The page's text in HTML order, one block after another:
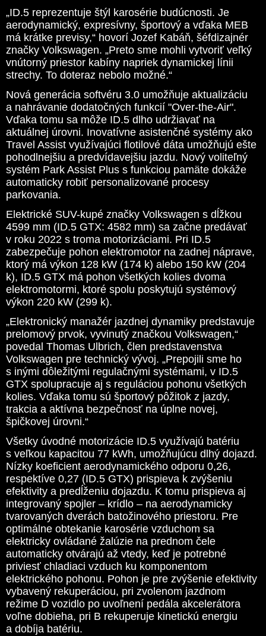
„ID.5 reprezentuje štýl karosérie budúcnosti. Je
aerodynamický, expresívny, športový a vďaka MEB
má krátke previsy,“ hovorí Jozef Kabáň, šéfdizajnér
značky Volkswagen. „Preto sme mohli vytvoriť veľký
vnútorný priestor kabíny napriek dynamickej línii
strechy. To doteraz nebolo možné.“
Nová generácia softvéru 3.0 umožňuje aktualizáciu
a nahrávanie dodatočných funkcií "Over-the-Air".
Vďaka tomu sa môže ID.5 dlho udržiavať na
aktuálnej úrovni. Inovatívne asistenčné systémy ako
Travel Assist využívajúci flotilové dáta umožňujú ešte
pohodlnejšiu a predvídavejšiu jazdu. Nový voliteľný
systém Park Assist Plus s funkciou pamäte dokáže
automaticky robiť personalizované procesy
parkovania.
Elektrické SUV-kupé značky Volkswagen s dĺžkou
4599 mm (ID.5 GTX: 4582 mm) sa začne predávať
v roku 2022 s troma motorizáciami. Pri ID.5
zabezpečuje pohon elektromotor na zadnej náprave,
ktorý má výkon 128 kW (174 k) alebo 150 kW (204
k), ID.5 GTX má pohon všetkých kolies dvoma
elektromotormi, ktoré spolu poskytujú systémový
výkon 220 kW (299 k).
„Elektronický manažér jazdnej dynamiky predstavuje
prelomový prvok, vyvinutý značkou Volkswagen,“
povedal Thomas Ulbrich, člen predstavenstva
Volkswagen pre technický vývoj. „Prepojili sme ho
s inými dôležitými regulačnými systémami, v ID.5
GTX spolupracuje aj s reguláciou pohonu všetkých
kolies. Vďaka tomu sú športový pôžitok z jazdy,
trakcia a aktívna bezpečnosť na úplne novej,
špičkovej úrovni.“
Všetky úvodné motorizácie ID.5 využívajú batériu
s veľkou kapacitou 77 kWh, umožňujúcu dlhý dojazd.
Nízky koeficient aerodynamického odporu 0,26,
respektíve 0,27 (ID.5 GTX) prispieva k zvýšeniu
efektivity a predĺženiu dojazdu. K tomu prispieva aj
integrovaný spojler – krídlo – na aerodynamicky
tvarovaných dverách batožinového priestoru. Pre
optimálne obtekanie karosérie vzduchom sa
elektricky ovládané žalúzie na prednom čele
automaticky otvárajú až vtedy, keď je potrebné
priviesť chladiaci vzduch ku komponentom
elektrického pohonu. Pohon je pre zvýšenie efektivity
vybavený rekuperáciou, pri zvolenom jazdnom
režime D vozidlo po uvoľnení pedála akcelerátora
voľne dobieha, pri B rekuperuje kinetickú energiu
a dobíja batériu.